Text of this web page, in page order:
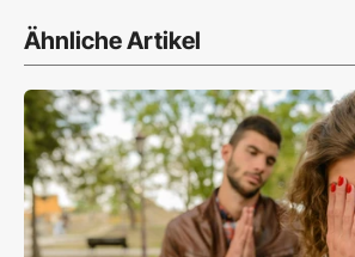
Ähnliche Artikel